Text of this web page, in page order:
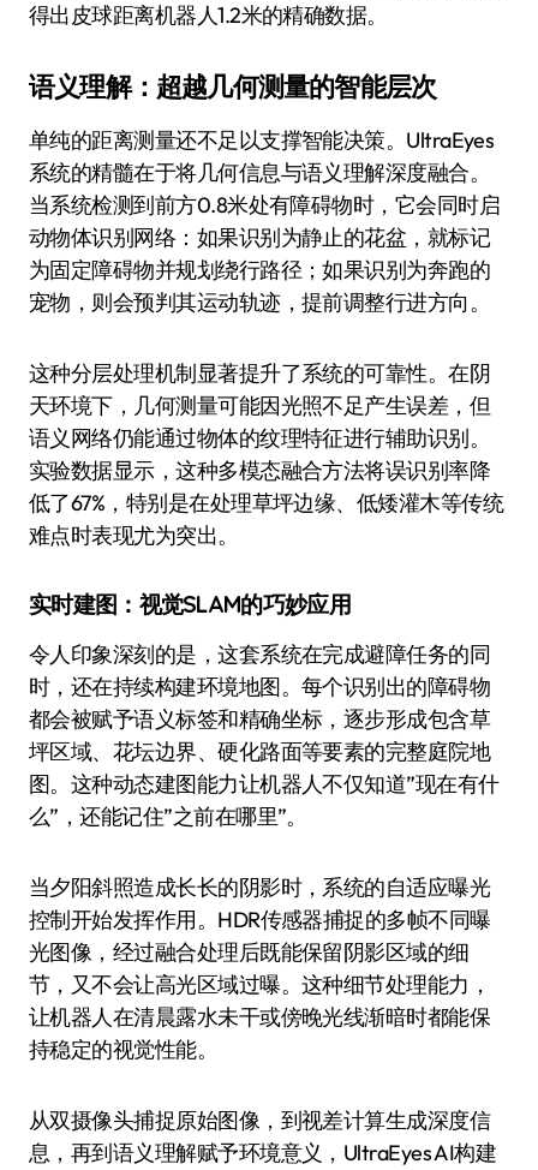
得出皮球距离机器人1.2米的精确数据。
语义理解：超越几何测量的智能层次
单纯的距离测量还不足以支撑智能决策。UltraEyes
系统的精髓在于将几何信息与语义理解深度融合。
当系统检测到前方0.8米处有障碍物时，它会同时启
动物体识别网络：如果识别为静止的花盆，就标记
为固定障碍物并规划绕行路径；如果识别为奔跑的
宠物，则会预判其运动轨迹，提前调整行进方向。
这种分层处理机制显著提升了系统的可靠性。在阴
天环境下，几何测量可能因光照不足产生误差，但
语义网络仍能通过物体的纹理特征进行辅助识别。
实验数据显示，这种多模态融合方法将误识别率降
低了67%，特别是在处理草坪边缘、低矮灌木等传统
难点时表现尤为突出。
实时建图：视觉SLAM的巧妙应用
令人印象深刻的是，这套系统在完成避障任务的同
时，还在持续构建环境地图。每个识别出的障碍物
都会被赋予语义标签和精确坐标，逐步形成包含草
坪区域、花坛边界、硬化路面等要素的完整庭院地
图。这种动态建图能力让机器人不仅知道”现在有什
么”，还能记住”之前在哪里”。
当夕阳斜照造成长长的阴影时，系统的自适应曝光
控制开始发挥作用。HDR传感器捕捉的多帧不同曝
光图像，经过融合处理后既能保留阴影区域的细
节，又不会让高光区域过曝。这种细节处理能力，
让机器人在清晨露水未干或傍晚光线渐暗时都能保
持稳定的视觉性能。
从双摄像头捕捉原始图像，到视差计算生成深度信
息，再到语义理解赋予环境意义，UltraEyes AI构建